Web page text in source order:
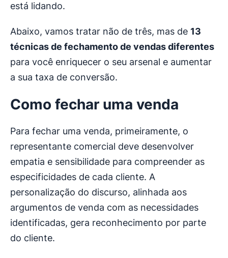
está lidando.
Abaixo, vamos tratar não de três, mas de 13
técnicas de fechamento de vendasdiferentes
para você enriquecer o seu arsenal e aumentar
a sua taxa de conversão.
Como fechar uma venda
Para fechar uma venda, primeiramente, o
representante comercial deve desenvolver
empatia e sensibilidade para compreender as
especificidades de cada cliente. A
personalização do discurso, alinhada aos
argumentos de venda com as necessidades
identificadas, gera reconhecimento por parte
do cliente.